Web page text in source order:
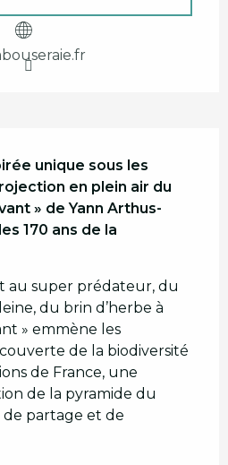
unique sous les
en plein air du
» de Yann Arthus-
170 ans de la
au super prédateur, du
du brin d’herbe à
» emmène les
de la biodiversité
de France, une
de la pyramide du
partage et de